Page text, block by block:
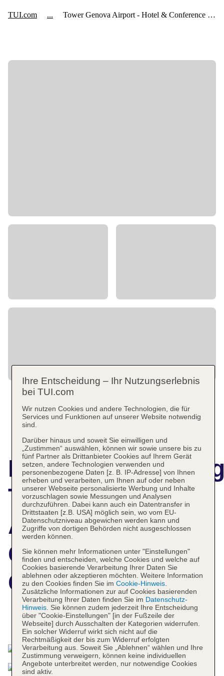
Tower Genova
Airport - Hotel &
Conference
Center
Das bietet Ihre Unterkunft
Ihre Entscheidung – Ihr Nutzungserlebnis
bei TUI.com
Wir nutzen Cookies und andere Technologien, die für
Services und Funktionen auf unserer Website notwendig
sind.
Darüber hinaus und soweit Sie einwilligen und
„Zustimmen“ auswählen, können wir sowie unsere bis zu
fünf Partner als Drittanbieter Cookies auf Ihrem Gerät
setzen, andere Technologien verwenden und
personenbezogene Daten [z. B. IP-Adresse] von Ihnen
erheben und verarbeiten, um Ihnen auf oder neben
unserer Webseite personalisierte Werbung und Inhalte
vorzuschlagen sowie Messungen und Analysen
durchzuführen. Dabei kann auch ein Datentransfer in
Drittstaaten [z.B. USA] möglich sein, wo vom EU-
Datenschutzniveau abgewichen werden kann und
Zugriffe von dortigen Behörden nicht ausgeschlossen
werden können.
Sie können mehr Informationen unter "Einstellungen"
finden und entscheiden, welche Cookies und welche auf
Cookies basierende Verarbeitung Ihrer Daten Sie
ablehnen oder akzeptieren möchten. Weitere Information
zu den Cookies finden Sie im Cookie-Hinweis.
Zusätzliche Informationen zur auf Cookies basierenden
Verarbeitung Ihrer Daten finden Sie im Datenschutz-
Hinweis. Sie können zudem jederzeit Ihre Entscheidung
über "Cookie-Einstellungen" [in der Fußzeile der
Webseite] durch Ausschalten der Kategorien widerrufen.
Ein solcher Widerruf wirkt sich nicht auf die
Rechtmäßigkeit der bis zum Widerruf erfolgten
Verarbeitung aus. Soweit Sie „Ablehnen“ wählen und Ihre
Zustimmung verweigern, können keine individuellen
Angebote unterbreitet werden, nur notwendige Cookies
sind aktiv.